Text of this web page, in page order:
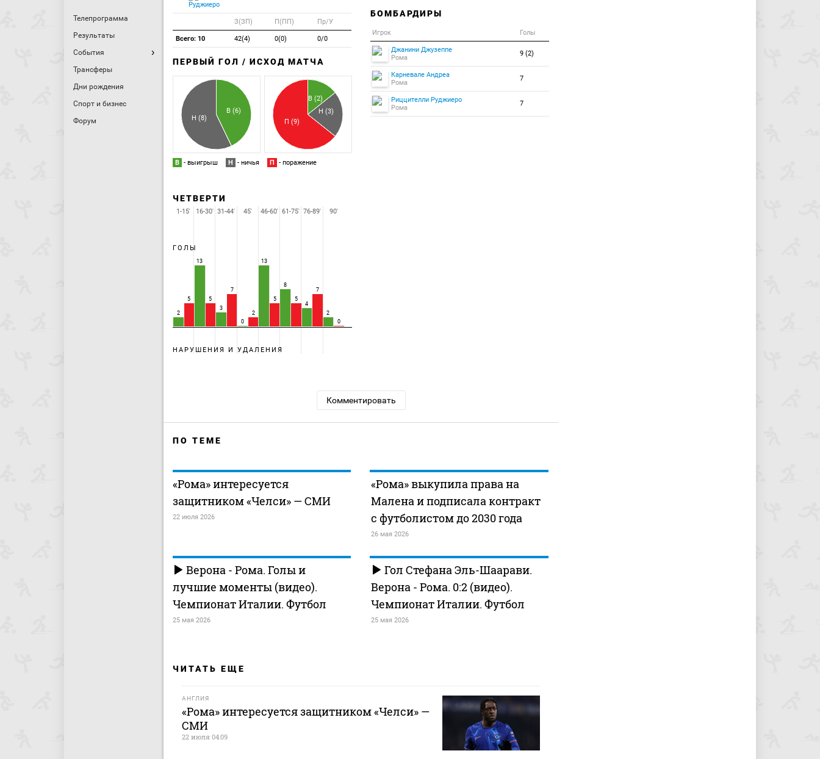
Телепрограмма
Результаты
События
Трансферы
Дни рождения
Спорт и бизнес
Форум
Руджиеро
З(ЗП) П(ПП) Пр/У
Всего: 10 42(4) 0(0) 0/0
ПЕРВЫЙ ГОЛ / ИСХОД МАТЧА
В (6)
Н (8)
В (2)
Н (3)
П (9)
Забитый
Пропущенный
В - выигрыш Н - ничья П - поражение
ЧЕТВЕРТИ
ГОЛЫ
2
5
13
5
3
7
0
2
13
5
8
5
4
7
2
0
НАРУШЕНИЯ И УДАЛЕНИЯ
1-15' 16-30' 31-44' 45' 46-60' 61-75' 76-89' 90'
БОМБАРДИРЫ
Игрок Голы
Джанини Джузеппе
Рома
9 (2)
Карневале Андреа
Рома
7
Риццителли Руджиеро
Рома
7
Комментировать
ПО ТЕМЕ
«Рома» интересуется
защитником «Челси» — СМИ
22 июля 2026
«Рома» выкупила права на
Малена и подписала контракт
с футболистом до 2030 года
26 мая 2026
Верона - Рома. Голы и
лучшие моменты (видео).
Чемпионат Италии. Футбол
25 мая 2026
Гол Стефана Эль-Шаарави.
Верона - Рома. 0:2 (видео).
Чемпионат Италии. Футбол
25 мая 2026
ЧИТАТЬ ЕЩЕ
АНГЛИЯ
«Рома» интересуется защитником «Челси» —
СМИ
22 июля 04:09